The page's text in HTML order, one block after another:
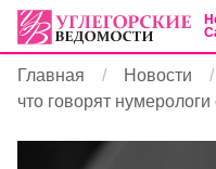
Главная Новости
что говорят